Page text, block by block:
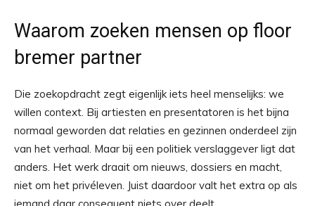
Waarom zoeken mensen op floor
bremer partner
Die zoekopdracht zegt eigenlijk iets heel menselijks: we
willen context. Bij artiesten en presentatoren is het bijna
normaal geworden dat relaties en gezinnen onderdeel zijn
van het verhaal. Maar bij een politiek verslaggever ligt dat
anders. Het werk draait om nieuws, dossiers en macht,
niet om het privéleven. Juist daardoor valt het extra op als